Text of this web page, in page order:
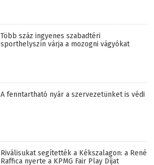
Több száz ingyenes szabadtéri
sporthelyszín várja a mozogni vágyókat
A fenntartható nyár a szervezetünket is védi
Riválisukat segítették a Kékszalagon: a René
Raffica nyerte a KPMG Fair Play Díjat